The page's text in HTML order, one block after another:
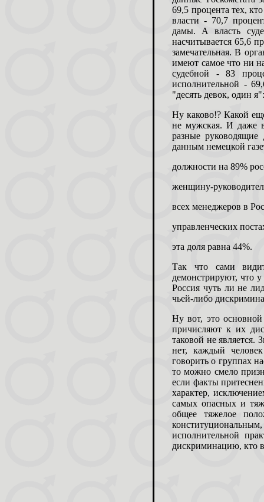
69,5 процента тех,
власти - 70,7
дамы. А власть
насчитывается 65,6
замечательная. В
имеют самое что ни
судебной - 83
исполнительной -
"десять девок, один
Ну каково!? Какой
не мужская. И даже
разные
данным немецкой
должности на 89%
женщину-
всех менеджеров в
управленческих
эта доля равна 44%.
Так что сами
демонстрируют, что
Россия чуть ли не
чьей-либо
Ну вот, это
причисляют к их
таковой не
нет, каждый
говорить о группах
то можно смело
если факты
характер,
самых опасных и
общее тяжелое
исполнительной
дискриминацию, кто